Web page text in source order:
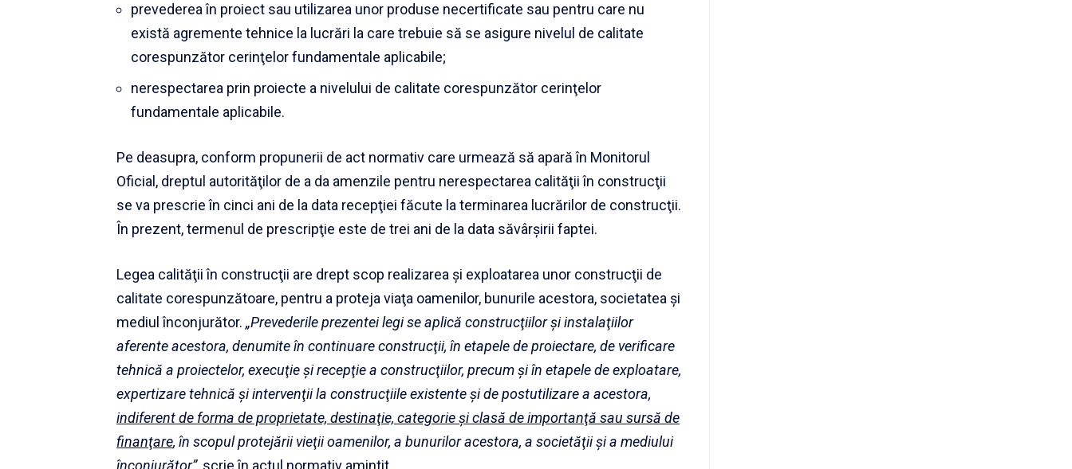
prevederea în proiect sau utilizarea unor produse necertificate sau pentru care nu
există agremente tehnice la lucrări la care trebuie să se asigure nivelul de calitate
corespunzător cerinţelor fundamentale aplicabile;
nerespectarea prin proiecte a nivelului de calitate corespunzător cerinţelor
fundamentale aplicabile.
Pe deasupra, conform propunerii de act normativ care urmează să apară în Monitorul
Oficial, dreptul autorităţilor de a da amenzile pentru nerespectarea calităţii în construcţii
se va prescrie în cinci ani de la data recepţiei făcute la terminarea lucrărilor de construcţii.
În prezent, termenul de prescripţie este de trei ani de la data săvârşirii faptei.
Legea calităţii în construcţii are drept scop realizarea şi exploatarea unor construcţii de
calitate corespunzătoare, pentru a proteja viaţa oamenilor, bunurile acestora, societatea şi
mediul înconjurător. „Prevederile prezentei legi se aplică construcţiilor şi instalaţiilor
aferente acestora, denumite în continuare construcţii, în etapele de proiectare, de verificare
tehnică a proiectelor, execuţie şi recepţie a construcţiilor, precum şi în etapele de exploatare,
expertizare tehnică şi intervenţii la construcţiile existente şi de postutilizare a acestora,
indiferent de forma de proprietate, destinaţie, categorie şi clasă de importanţă sau sursă de
finanţare, în scopul protejării vieţii oamenilor, a bunurilor acestora, a societăţii şi a mediului